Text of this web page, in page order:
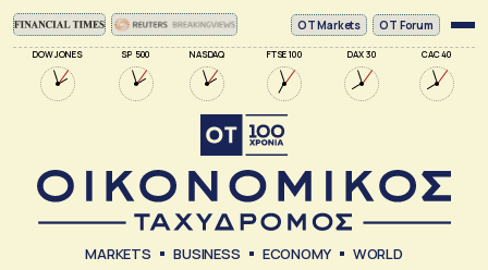
DOW JONES SP 500 NASDAQ FTSE 100 DAX 30 CAC 40
ΟΤ Markets OT Forum
MARKETS BUSINESS ECONOMY WORLD